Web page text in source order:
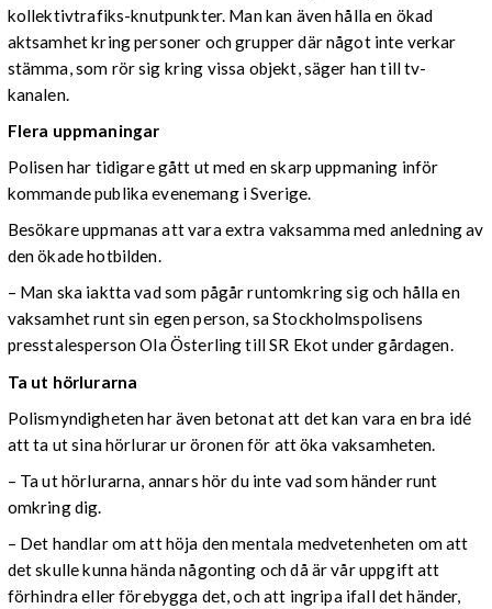
kollektivtrafiks-knutpunkter. Man kan även hålla en ökad
aktsamhet kring personer och grupper där något inte verkar
stämma, som rör sig kring vissa objekt, säger han till tv-
kanalen.
Flera uppmaningar
Polisen har tidigare gått ut med en skarp uppmaning inför
kommande publika evenemang i Sverige.
Besökare uppmanas att vara extra vaksamma med anledning av
den ökade hotbilden.
– Man ska iaktta vad som pågår runtomkring sig och hålla en
vaksamhet runt sin egen person, sa Stockholmspolisens
presstalesperson Ola Österling till SR Ekot under gårdagen.
Ta ut hörlurarna
Polismyndigheten har även betonat att det kan vara en bra idé
att ta ut sina hörlurar ur öronen för att öka vaksamheten.
– Ta ut hörlurarna, annars hör du inte vad som händer runt
omkring dig.
– Det handlar om att höja den mentala medvetenheten om att
det skulle kunna hända någonting och då är vår uppgift att
förhindra eller förebygga det, och att ingripa ifall det händer,